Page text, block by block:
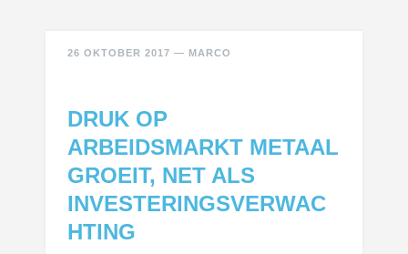
26 OKTOBER 2017 — MARCO
DRUK OP
ARBEIDSMARKT METAAL
GROEIT, NET ALS
INVESTERINGSVERWAC
HTING